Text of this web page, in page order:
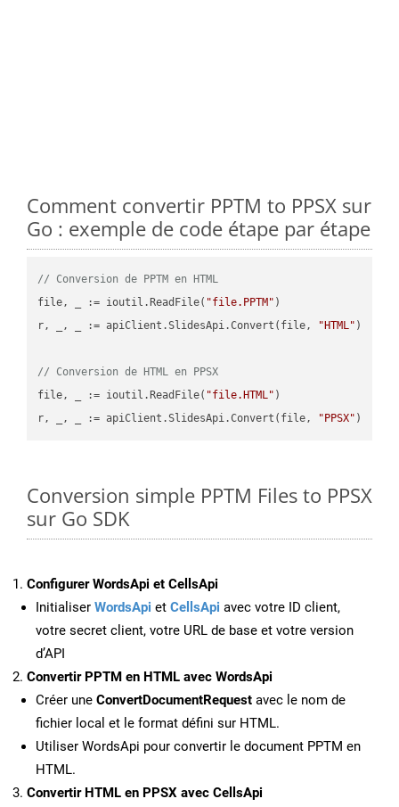
Comment convertir PPTM to PPSX sur
Go : exemple de code étape par étape
// Conversion de PPTM en HTML
file, _ := ioutil.ReadFile( "file.PPTM" )
r, _, _ := apiClient.SlidesApi.Convert(file,
"HTML" )
// Conversion de HTML en PPSX
file, _ := ioutil.ReadFile( "file.HTML" )
r, _, _ := apiClient.SlidesApi.Convert(file,
"PPSX"
Conversion simple PPTM Files to PPSX
sur Go SDK
Configurer WordsApi et CellsApi
Initialiser WordsApi et CellsApi avec votre ID client,
votre secret client, votre URL de base et votre version
d’API
Convertir PPTM en HTML avec WordsApi
Créer une ConvertDocumentRequest avec le nom de
fichier local et le format défini sur HTML.
Utiliser WordsApi pour convertir le document PPTM en
HTML.
Convertir HTML en PPSX avec CellsApi